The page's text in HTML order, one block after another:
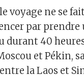
voyage ne se
par
durant 40
et Pékin,
la Laos et